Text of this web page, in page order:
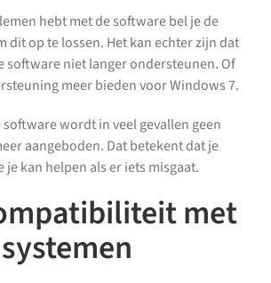
hebt met de software bel je de
dit op te lossen. Het kan echter zijn dat
software niet langer ondersteunen. Of
meer bieden voor Windows 7.
wordt in veel gevallen geen
aangeboden. Dat betekent dat je
kan helpen als er iets misgaat.
met